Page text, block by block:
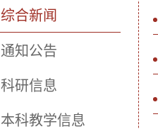
综合新闻
通知公告
科研信息
本科教学信息